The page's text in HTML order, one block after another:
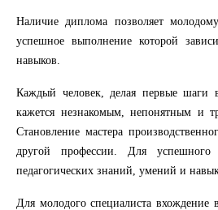
Наличие диплома позволяет
успешное выполнение которой
навыков.
Каждый человек, делая первые шаги
кажется незнакомым, непонятным и
Становление мастера
другой профессии. Для успешного
педагогических знаний, умений и
Для молодого специалиста вхождение